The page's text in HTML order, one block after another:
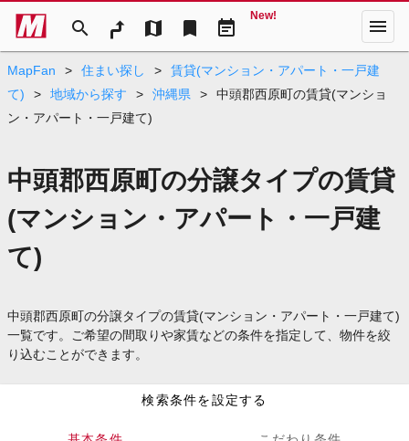
search map bookmark event_note
New! menu
MapFan > 住まい探し >
賃貸(マンション・アパート・一戸建
て)
> 地域から探す > 沖縄県 >
中頭郡西原町の賃貸(マンショ
ン・アパート・一戸建て)
中頭郡西原町の分譲タイプの賃貸
(マンション・アパート・一戸建
て)
中頭郡西原町の分譲タイプの賃貸(マンション・アパート・一戸建て)
一覧です。ご希望の間取りや家賃などの条件を指定して、物件を絞
り込むことができます。
検索条件を設定する